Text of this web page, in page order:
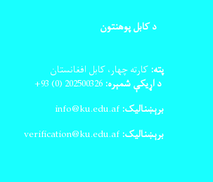
د کابل پوهنتون
پته: کارته چهار، کابل افغانستان
د اړیکې شمېره: 202500326
(0) 93+
برېښنالیک:
برېښنالیک: